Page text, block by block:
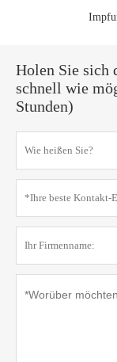
Holen Sie sich
schnell wie
Stunden)